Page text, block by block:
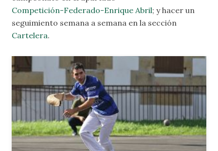
Competición-Federado-Enrique Abril; y hacer un
seguimiento semana a semana en la sección
Cartelera.